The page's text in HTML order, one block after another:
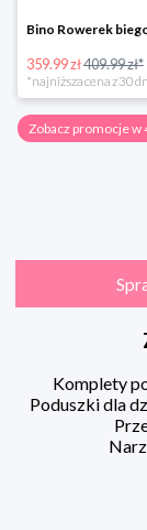
359.99 zł409.99 zł*
Zobacz promocje w
Komplety
Poduszki dla